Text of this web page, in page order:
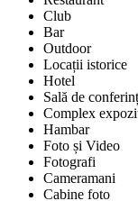
Club
Bar
Outdoor
Locații istorice
Hotel
Sală de
Complex
Hambar
Foto și Video
Fotografi
Cameramani
Cabine foto